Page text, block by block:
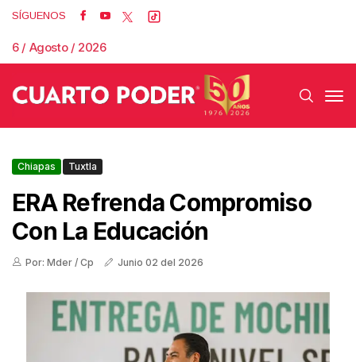
SÍGUENOS
6 / Agosto / 2026
Chiapas Tuxtla
ERA Refrenda Compromiso
Con La Educación
Por: Mder / Cp Junio 02 del 2026